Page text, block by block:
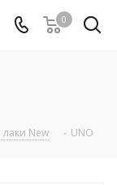
0
лаки New - UNO